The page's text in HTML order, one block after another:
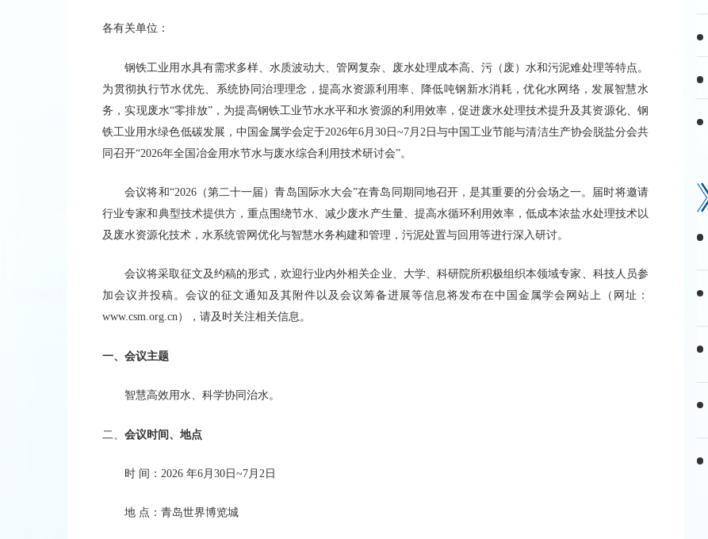
各有关单位：
钢铁工业用水具有需求多样、水质波动大、管网复杂、废水处理成本高、污（废）水和污泥难处理等特点。
为贯彻执行节水优先、系统协同治理理念，提高水资源利用率、降低吨钢新水消耗，优化水网络，发展智慧水
务，实现废水“零排放”，为提高钢铁工业节水水平和水资源的利用效率，促进废水处理技术提升及其资源化、钢
铁工业用水绿色低碳发展，中国金属学会定于2026年6月30日~7月2日与中国工业节能与清洁生产协会脱盐分会共
同召开“2026年全国冶金用水节水与废水综合利用技术研讨会”。
会议将和“2026（第二十一届）青岛国际水大会”在青岛同期同地召开，是其重要的分会场之一。届时将邀请
行业专家和典型技术提供方，重点围绕节水、减少废水产生量、提高水循环利用效率，低成本浓盐水处理技术以
及废水资源化技术，水系统管网优化与智慧水务构建和管理，污泥处置与回用等进行深入研讨。
会议将采取征文及约稿的形式，欢迎行业内外相关企业、大学、科研院所积极组织本领域专家、科技人员参
加会议并投稿。会议的征文通知及其附件以及会议筹备进展等信息将发布在中国金属学会网站上（网址：
www.csm.org.cn），请及时关注相关信息。
一、会议主题
智慧高效用水、科学协同治水。
二、会议时间、地点
时 间：2026 年6月30日~7月2日
地 点：青岛世界博览城